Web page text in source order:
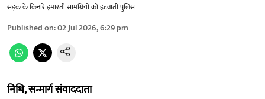
सड़क के ​किनारे इमारती साम​​ग्रियों को हटवाती पुलिस
Published on:02 Jul 2026, 6:29 pm
निधि, सन्मार्ग संवाददाता